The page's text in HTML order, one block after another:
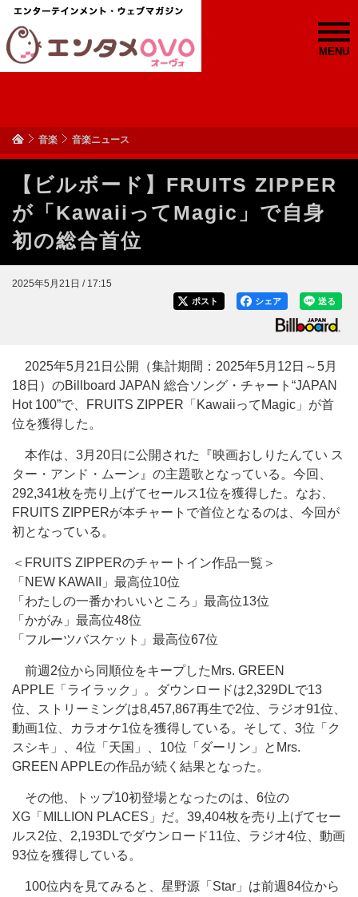
MENU
音楽 音楽ニュース
【ビルボード】FRUITS ZIPPER
が「KawaiiってMagic」で自身
初の総合首位
2025年5月21日 / 17:15
送る
シェア
ポスト
2025年5月21日公開（集計期間：2025年5月12日～5月
18日）のBillboard JAPAN 総合ソング・チャート“JAPAN
Hot 100”で、FRUITS ZIPPER「KawaiiってMagic」が首
位を獲得した。
本作は、3月20日に公開された『映画おしりたんてい ス
ター・アンド・ムーン』の主題歌となっている。今回、
292,341枚を売り上げてセールス1位を獲得した。なお、
FRUITS ZIPPERが本チャートで首位となるのは、今回が
初となっている。
＜FRUITS ZIPPERのチャートイン作品一覧＞
「NEW KAWAII」最高位10位
「わたしの一番かわいいところ」最高位13位
「かがみ」最高位48位
「フルーツバスケット」最高位67位
前週2位から同順位をキープしたMrs. GREEN
APPLE「ライラック」。ダウンロードは2,329DLで13
位、ストリーミングは8,457,867再生で2位、ラジオ91位、
動画1位、カラオケ1位を獲得している。そして、3位「ク
スシキ」、4位「天国」、10位「ダーリン」とMrs.
GREEN APPLEの作品が続く結果となった。
その他、トップ10初登場となったのは、6位の
XG「MILLION PLACES」だ。39,404枚を売り上げてセー
ルス2位、2,193DLでダウンロード11位、ラジオ4位、動画
93位を獲得している。
100位内を見てみると、星野源「Star」は前週84位から